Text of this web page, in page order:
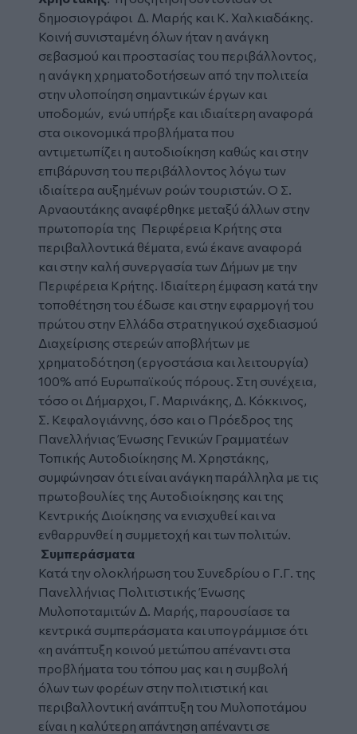
δημοσιογράφοι Δ. Μαρής και Κ. Χαλκιαδάκης.
Κοινή συνισταμένη όλων ήταν η ανάγκη
σεβασμού και προστασίας του περιβάλλοντος,
η ανάγκη χρηματοδοτήσεων από την πολιτεία
στην υλοποίηση σημαντικών έργων και
υποδομών, ενώ υπήρξε και ιδιαίτερη αναφορά
στα οικονομικά προβλήματα που
αντιμετωπίζει η αυτοδιοίκηση καθώς και στην
επιβάρυνση του περιβάλλοντος λόγω των
ιδιαίτερα αυξημένων ροών τουριστών. Ο Σ.
Αρναουτάκης αναφέρθηκε μεταξύ άλλων στην
πρωτοπορία της Περιφέρεια Κρήτης στα
περιβαλλοντικά θέματα, ενώ έκανε αναφορά
και στην καλή συνεργασία των Δήμων με την
Περιφέρεια Κρήτης. Ιδιαίτερη έμφαση κατά την
τοποθέτηση του έδωσε και στην εφαρμογή του
πρώτου στην Ελλάδα στρατηγικού σχεδιασμού
Διαχείρισης στερεών αποβλήτων με
χρηματοδότηση (εργοστάσια και λειτουργία)
100% από Ευρωπαϊκούς πόρους. Στη συνέχεια,
τόσο οι Δήμαρχοι, Γ. Μαρινάκης, Δ. Κόκκινος,
Σ. Κεφαλογιάννης, όσο και ο Πρόεδρος της
Πανελλήνιας Ένωσης Γενικών Γραμματέων
Τοπικής Αυτοδιοίκησης Μ. Χρηστάκης,
συμφώνησαν ότι είναι ανάγκη παράλληλα με τις
πρωτοβουλίες της Αυτοδιοίκησης και της
Κεντρικής Διοίκησης να ενισχυθεί και να
ενθαρρυνθεί η συμμετοχή και των πολιτών.
Συμπεράσματα
Κατά την ολοκλήρωση του Συνεδρίου ο Γ.Γ. της
Πανελλήνιας Πολιτιστικής Ένωσης
Μυλοποταμιτών Δ. Μαρής, παρουσίασε τα
κεντρικά συμπεράσματα και υπογράμμισε ότι
«η ανάπτυξη κοινού μετώπου απέναντι στα
προβλήματα του τόπου μας και η συμβολή
όλων των φορέων στην πολιτιστική και
περιβαλλοντική ανάπτυξη του Μυλοποτάμου
είναι η καλύτερη απάντηση απέναντι σε